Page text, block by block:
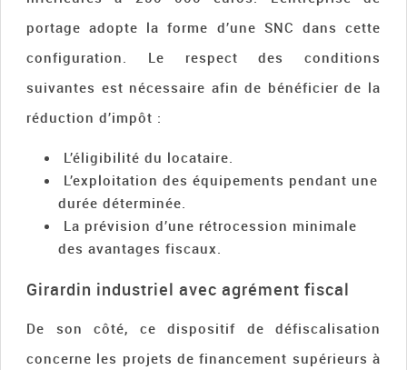
portage adopte la forme d’une SNC dans cette
configuration. Le respect des conditions
suivantes est nécessaire afin de bénéficier de la
réduction d’impôt :
L’éligibilité du locataire.
L’exploitation des équipements pendant une
durée déterminée.
La prévision d’une rétrocession minimale
des avantages fiscaux.
Girardin industriel avec agrément fiscal
De son côté, ce dispositif de défiscalisation
concerne les projets de financement supérieurs à